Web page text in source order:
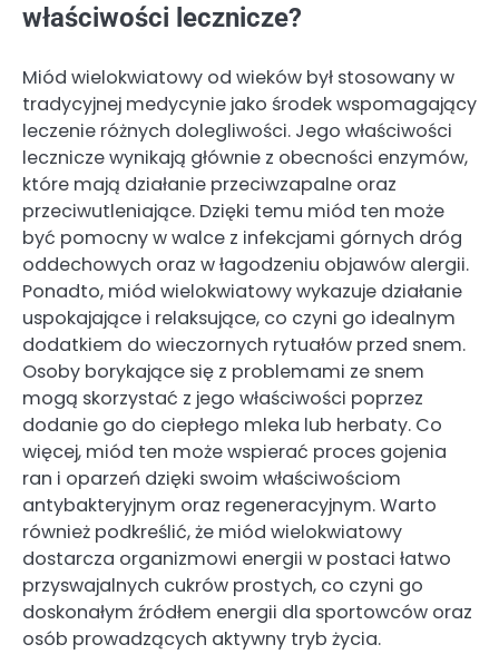
właściwości lecznicze?
Miód wielokwiatowy od wieków był stosowany w
tradycyjnej medycynie jako środek wspomagający
leczenie różnych dolegliwości. Jego właściwości
lecznicze wynikają głównie z obecności enzymów,
które mają działanie przeciwzapalne oraz
przeciwutleniające. Dzięki temu miód ten może
być pomocny w walce z infekcjami górnych dróg
oddechowych oraz w łagodzeniu objawów alergii.
Ponadto, miód wielokwiatowy wykazuje działanie
uspokajające i relaksujące, co czyni go idealnym
dodatkiem do wieczornych rytuałów przed snem.
Osoby borykające się z problemami ze snem
mogą skorzystać z jego właściwości poprzez
dodanie go do ciepłego mleka lub herbaty. Co
więcej, miód ten może wspierać proces gojenia
ran i oparzeń dzięki swoim właściwościom
antybakteryjnym oraz regeneracyjnym. Warto
również podkreślić, że miód wielokwiatowy
dostarcza organizmowi energii w postaci łatwo
przyswajalnych cukrów prostych, co czyni go
doskonałym źródłem energii dla sportowców oraz
osób prowadzących aktywny tryb życia.